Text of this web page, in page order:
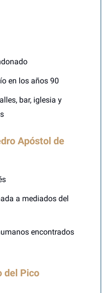
en los años 90
bar, iglesia y
Apóstol de
a mediados del
encontrados
del Pico